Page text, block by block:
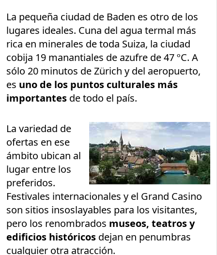
La pequeña ciudad de Baden es otro de los
lugares ideales. Cuna del agua termal más
rica en minerales de toda Suiza, la ciudad
cobija 19 manantiales de azufre de 47 ºC. A
sólo 20 minutos de Zürich y del aeropuerto,
es uno de los puntos culturales más
importantes de todo el país.
La variedad de
ofertas en ese
ámbito ubican al
lugar entre los
preferidos.
Festivales internacionales y el Grand Casino
son sitios insoslayables para los visitantes,
pero los renombrados museos, teatros y
edificios históricos dejan en penumbras
cualquier otra atracción.